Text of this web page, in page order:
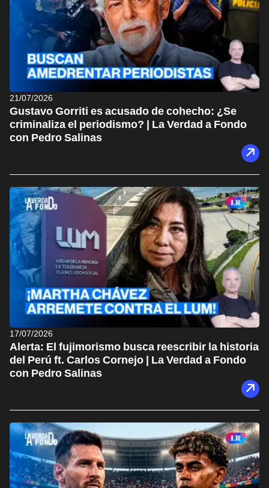
21/07/2026
Gustavo Gorriti es acusado de cohecho: ¿Se
criminaliza el periodismo? | La Verdad a Fondo
con Pedro Salinas
17/07/2026
Alerta: El fujimorismo busca reescribir la historia
del Perú ft. Carlos Cornejo | La Verdad a Fondo
con Pedro Salinas